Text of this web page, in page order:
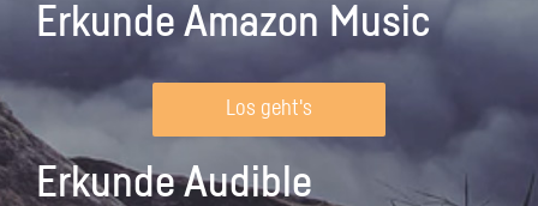
Erkunde Amazon Music
Los geht's
Erkunde Audible